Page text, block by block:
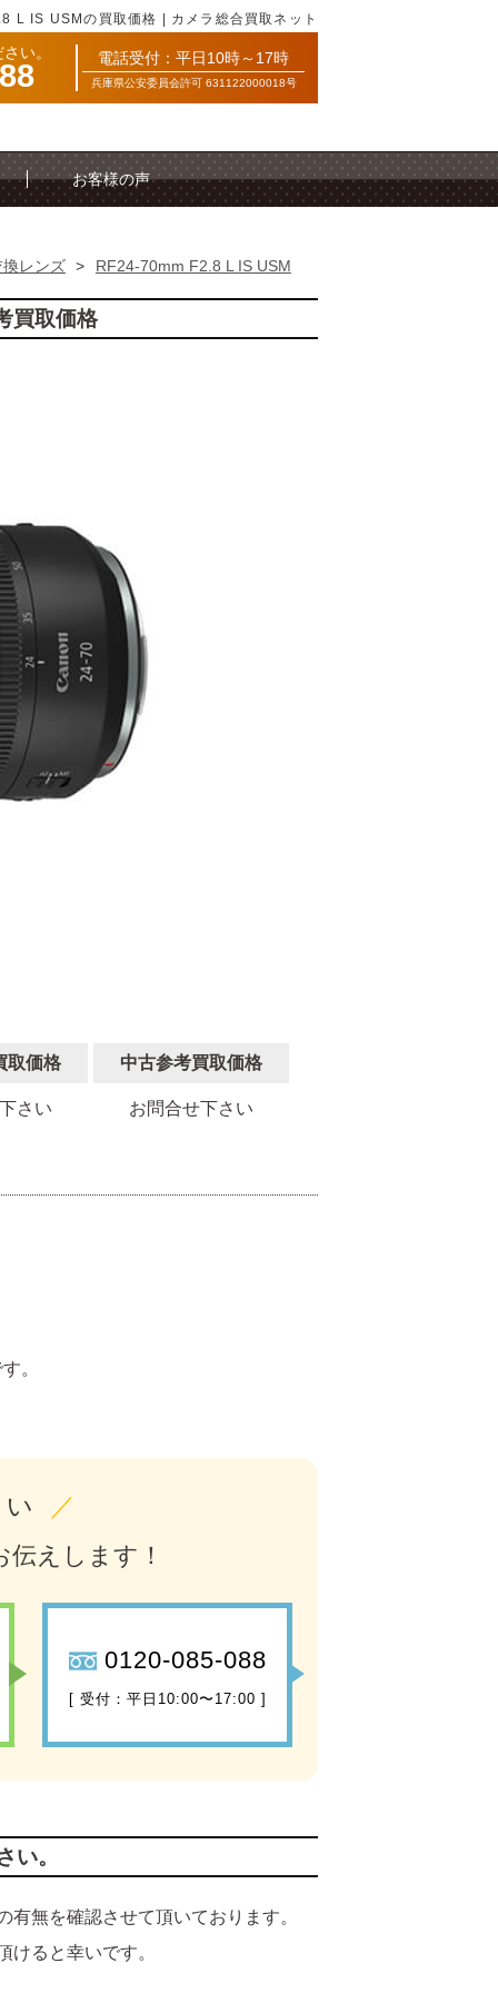
L IS USMの買取価格 | カメラ総合買取ネット
い。 電話受付：平日10時～17時
兵庫県公安委員会許可 631122000018号
お客様の声
換レンズ > RF24-70mm F2.8 L IS USM
買取価格
取価格 中古参考買取価格
さい お問合せ下さい
。
／
えします！
0120-085-088
[ 受付：平日10:00〜17:00 ]
い。
無を確認させて頂いております。
ると幸いです。